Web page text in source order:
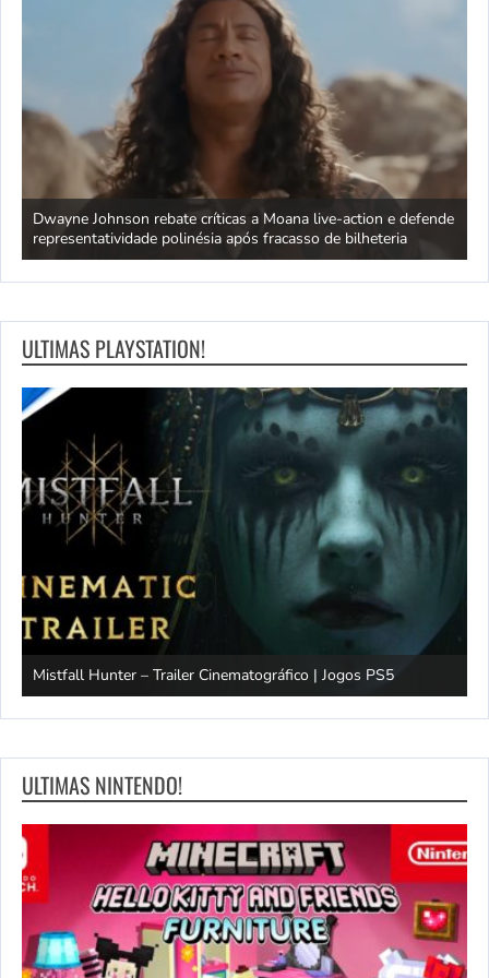
Dwayne Johnson rebate críticas a Moana live-action e defende
representatividade polinésia após fracasso de bilheteria
ULTIMAS PLAYSTATION!
Mistfall Hunter – Trailer Cinematográfico | Jogos PS5
ULTIMAS NINTENDO!